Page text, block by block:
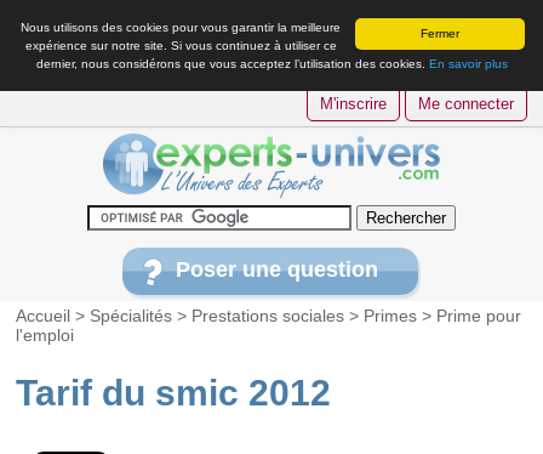
Fermer
Nous utilisons des cookies pour vous garantir la meilleure
expérience sur notre site. Si vous continuez à utiliser ce
dernier, nous considérons que vous acceptez l’utilisation des cookies. En savoir plus
M'inscrire Me connecter
Poser une question
Accueil > Spécialités > Prestations sociales > Primes > Prime pour
l'emploi
Tarif du smic 2012